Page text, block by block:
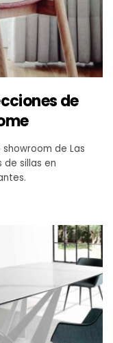
de
de Las
de sillas en